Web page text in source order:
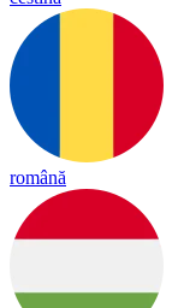
română